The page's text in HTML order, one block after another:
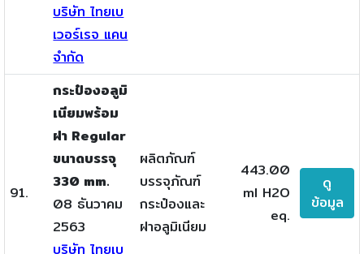
บริษัท ไทยเบ
เวอร์เรจ แคน
จำกัด
91.
กระป๋องอลูมิ
เนียมพร้อม
ฝา Regular
ขนาดบรรจุ
330 mm.
08 ธันวาคม
2563
บริษัท ไทยเบ
ผลิตภัณฑ์
บรรจุภัณฑ์
กระป๋องและ
ฝาอลูมิเนียม
443.00
ml H2O
eq.
ดู
ข้อมูล